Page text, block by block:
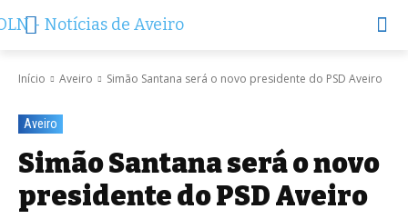
Início Aveiro Simão Santana será o novo presidente do PSD Aveiro
Aveiro
Simão Santana será o novo
presidente do PSD Aveiro